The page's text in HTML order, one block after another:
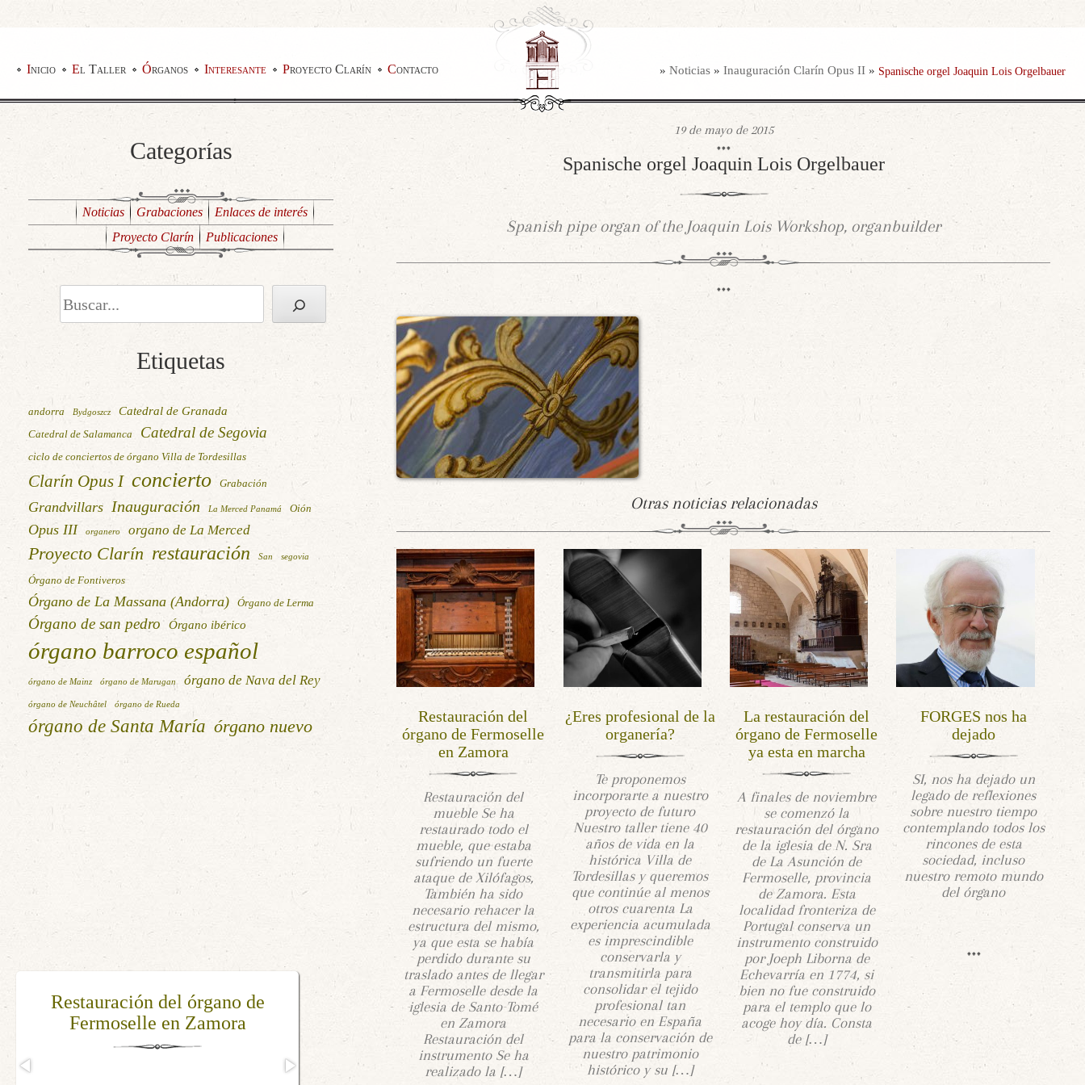
Inicio El Taller Órganos Interesante Proyecto Clarín Contacto » Noticias » Inauguración Clarín Opus II » Spanische orgel Joaquin Lois Orgelbauer
Categorías
Noticias Grabaciones
Enlaces de interés
Proyecto Clarín
Publicaciones
Buscar
Etiquetas
andorra Bydgoszcz Catedral de Granada
Catedral de Salamanca Catedral de Segovia
ciclo de conciertos de órgano Villa de Tordesillas
Clarín Opus I concierto Grabación
Grandvillars Inauguración La Merced Panamá Oión
Opus III organero organo de La Merced
Proyecto Clarín restauración San segovia
Órgano de Fontiveros
Órgano de La Massana (Andorra) Órgano de Lerma
Órgano de san pedro Órgano ibérico
órgano barroco español
órgano de Mainz órgano de Marugan órgano de Nava del Rey
órgano de Neuchâtel órgano de Rueda
órgano de Santa María órgano nuevo
Restauración del órgano de
Fermoselle en Zamora
ARMONÍAS DEL VIENTO |
Catedral de Granada
19 de mayo de 2015
Spanische orgel Joaquin Lois Orgelbauer
Spanish pipe organ of the Joaquin Lois Workshop, organbuilder
Otras noticias relacionadas
Restauración del
órgano de Fermoselle
en Zamora
Restauración del
mueble Se ha
restaurado todo el
mueble, que estaba
sufriendo un fuerte
ataque de Xilófagos,
También ha sido
necesario rehacer la
estructura del mismo,
ya que esta se había
perdido durante su
traslado antes de llegar
a Fermoselle desde la
iglesia de Santo Tomé
en Zamora
Restauración del
instrumento Se ha
realizado la […]
¿Eres profesional de la
organería?
Te proponemos
incorporarte a nuestro
proyecto de futuro
Nuestro taller tiene 40
años de vida en la
histórica Villa de
Tordesillas y queremos
que continúe al menos
otros cuarenta La
experiencia acumulada
es imprescindible
conservarla y
transmitirla para
consolidar el tejido
profesional tan
necesario en España
para la conservación de
nuestro patrimonio
histórico y su […]
La restauración del
órgano de Fermoselle
ya esta en marcha
A finales de noviembre
se comenzó la
restauración del órgano
de la iglesia de N. Sra
de La Asunción de
Fermoselle, provincia
de Zamora. Esta
localidad fronteriza de
Portugal conserva un
instrumento construido
por Joeph Liborna de
Echevarría en 1774, si
bien no fue construido
para el templo que lo
acoge hoy día. Consta
de […]
FORGES nos ha
dejado
SI, nos ha dejado un
legado de reflexiones
sobre nuestro tiempo
contemplando todos los
rincones de esta
sociedad, incluso
nuestro remoto mundo
del órgano